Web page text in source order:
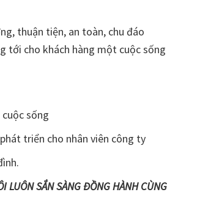
thuận tiện, an toàn, chu đáo
tới cho khách hàng một cuộc sống
sống
triển cho nhân viên công ty
LUÔN SẮN SÀNG ĐỒNG HÀNH CÙNG